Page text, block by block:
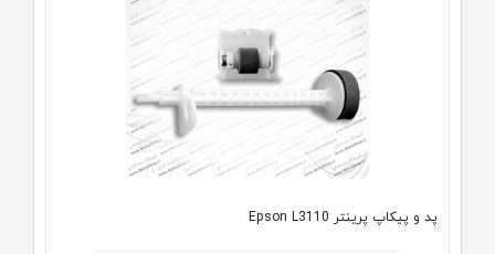
پد و پیکاپ پرینتر Epson L3110